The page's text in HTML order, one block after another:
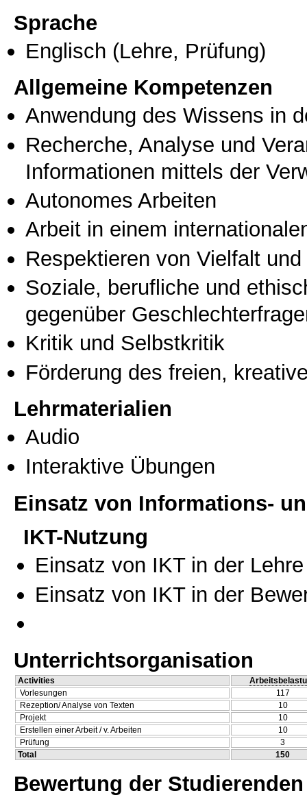
Sprache
Englisch (Lehre, Prüfung)
Allgemeine Kompetenzen
Anwendung des Wissens in
Recherche, Analyse und
Informationen mittels der
Autonomes Arbeiten
Arbeit in einem
Respektieren von Vielfalt
Soziale, berufliche und
gegenüber
Kritik und Selbstkritik
Förderung des freien,
Lehrmaterialien
Audio
Interaktive Übungen
Einsatz von Informations-
IKT-Nutzung
Einsatz von IKT in der Lehre
Einsatz von IKT in der
Unterrichtsorganisation
Activities
Vorlesungen
117
Rezeption/ Analyse von Texten
10
Projekt
10
Erstellen einer Arbeit / v. Arbeiten
10
Prüfung
3
Total
150
Bewertung der Studierenden